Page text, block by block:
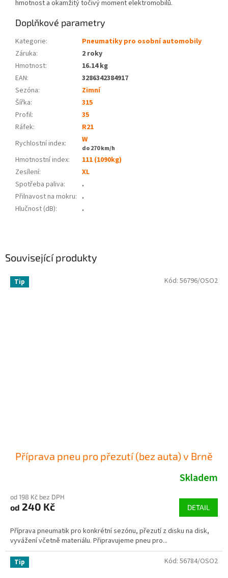
Související produkty
Tip
Příprava pneu pro přezutí (bez auta) v Brně
Skladem
od 198 Kč bez DPH
od 240 Kč DETAIL
Příprava pneumatik pro konkrétní sezónu, přezutí z disku na disk,
vyvážení včetně materiálu. Připravujeme pneu pro...
Kód: 56796/OSO2
Tip Kód: 56784/OSO2
hmotnost a okamžitý točivý moment elektromobilů.
Doplňkové parametry
Kategorie:
Pneumatiky pro osobní automobily
Záruka:
2 roky
Hmotnost:
16.14 kg
EAN:
3286342384917
Sezóna:
Zimní
Šířka:
315
Profil:
35
Ráfek:
R21
Rychlostní index:
W
do 270 km/h
Hmotnostní index:
111 (1090kg)
Zesílení:
XL
Spotřeba paliva:
.
Přilnavost na mokru: .
Hlučnost (dB): .